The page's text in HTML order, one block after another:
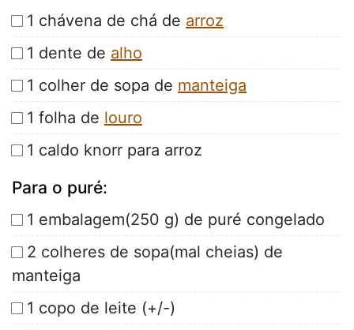
1 chávena de chá de arroz
1 dente de alho
1 colher de sopa de manteiga
1 folha de louro
1 caldo knorr para arroz
Para o puré:
1 embalagem(250 g) de puré congelado
2 colheres de sopa(mal cheias) de
manteiga
1 copo de leite (+/-)